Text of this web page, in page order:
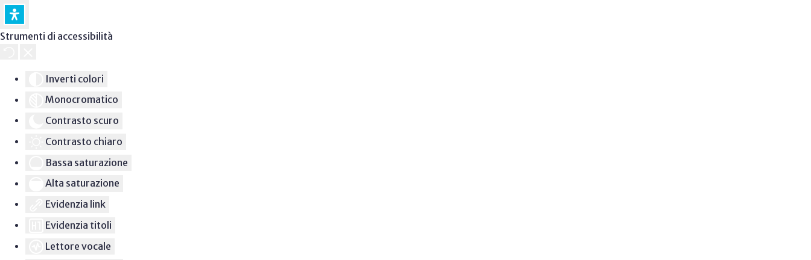
Strumenti di accessibilità
Inverti colori
Monocromatico
Contrasto scuro
Contrasto chiaro
Bassa saturazione
Alta saturazione
Evidenzia link
Evidenzia titoli
Lettore vocale